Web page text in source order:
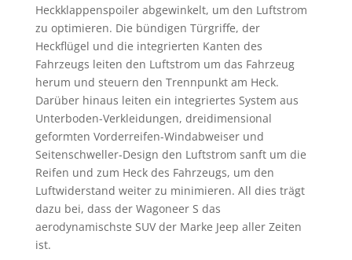
Heckklappenspoiler abgewinkelt, um den Luftstrom
zu optimieren. Die bündigen Türgriffe, der
Heckflügel und die integrierten Kanten des
Fahrzeugs leiten den Luftstrom um das Fahrzeug
herum und steuern den Trennpunkt am Heck.
Darüber hinaus leiten ein integriertes System aus
Unterboden-Verkleidungen, dreidimensional
geformten Vorderreifen-Windabweiser und
Seitenschweller-Design den Luftstrom sanft um die
Reifen und zum Heck des Fahrzeugs, um den
Luftwiderstand weiter zu minimieren. All dies trägt
dazu bei, dass der Wagoneer S das
aerodynamischste SUV der Marke Jeep aller Zeiten
ist.